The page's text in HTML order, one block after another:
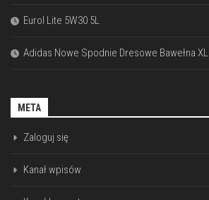
Eurol Lite 5W30 5L
Adidas Nowe Spodnie Dresowe Bawełna XL
META
Zaloguj się
Kanał wpisów